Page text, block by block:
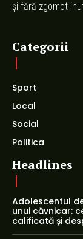
și fără zgomot
Categorii
Sport
Local
Social
Politica
Headlines
Adolescentul
unui căvnicar:
calificată și